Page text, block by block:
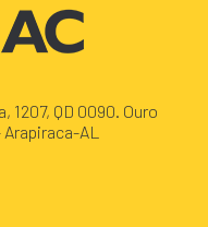
1207, QD 0090. Ouro
AL